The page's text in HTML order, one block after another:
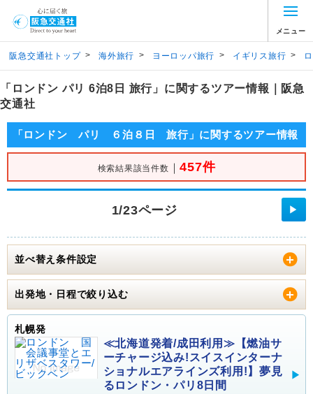
メニュー
阪急交通社トップ > 海外旅行 > ヨーロッパ旅行 > イギリス旅行 >
「ロンドン パリ 6泊8日 旅行」に関するツアー情報｜阪急
交通社
「ロンドン パリ ６泊８日 旅行」に関するツアー情報
検索結果該当件数 ｜457件
1/23ページ ▶
並べ替え条件設定
出発地・日程で絞り込む
札幌発
≪北海道発着/成田利用≫【燃油サ
ーチャージ込み!スイスインターナ
ショナルエアラインズ利用!】夢見
るロンドン・パリ8日間